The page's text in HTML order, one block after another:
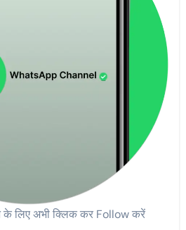
लिए अभी क्लिक कर Follow करें